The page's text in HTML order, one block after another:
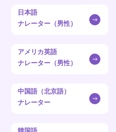
日本語
ナレーター（男性）
アメリカ英語
ナレーター（男性）
中国語（北京語）
ナレーター